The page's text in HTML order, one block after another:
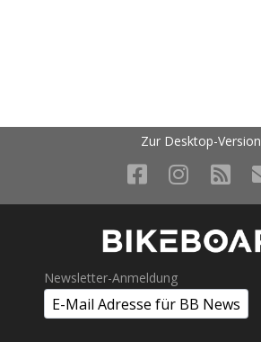
Zur Desktop-Version
Newsletter-Anmeldung